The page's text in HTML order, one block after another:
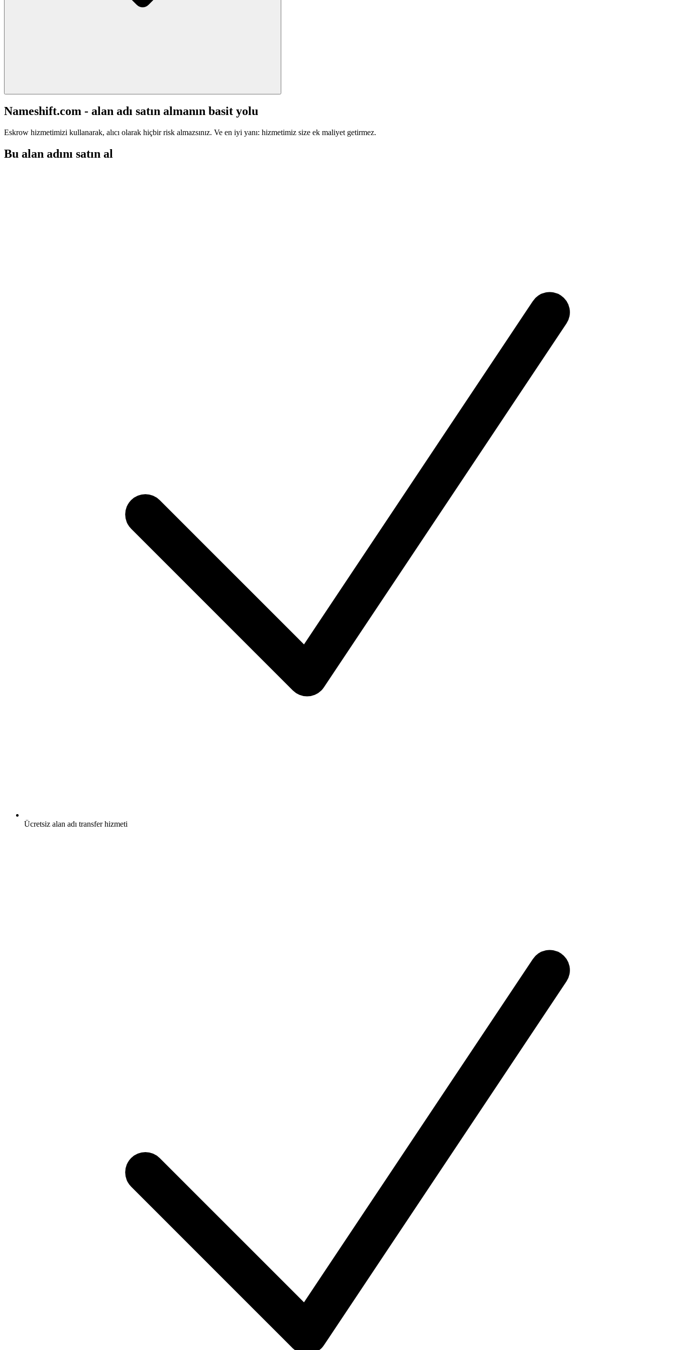
Nameshift.com - alan adı satın almanın basit yolu
Eskrow hizmetimizi kullanarak, alıcı olarak hiçbir risk almazsınız. Ve en iyi yanı: hizmetimiz size ek maliyet getirmez.
Bu alan adını satın al
Ücretsiz alan adı transfer hizmeti